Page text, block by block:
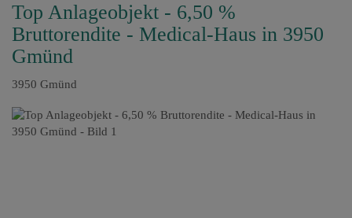
Top Anlageobjekt - 6,50 %
Bruttorendite - Medical-Haus in 3950
Gmünd
3950 Gmünd